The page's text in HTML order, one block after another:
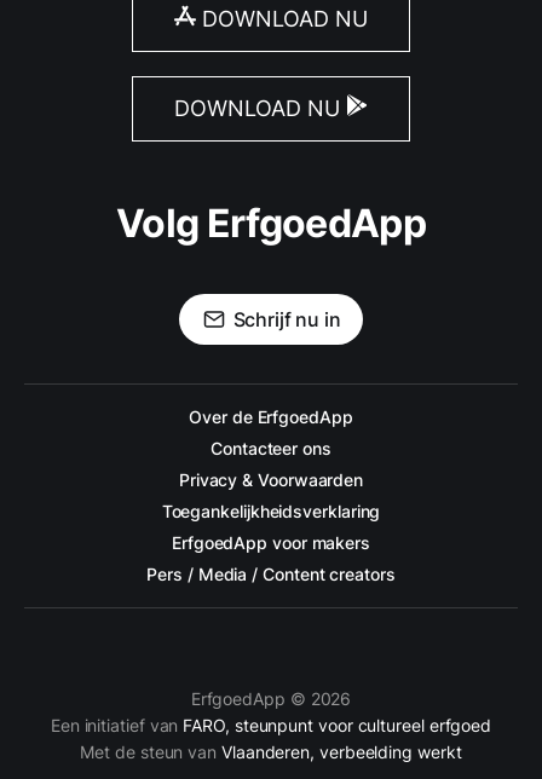
DOWNLOAD NU
DOWNLOAD NU
Volg ErfgoedApp
Schrijf nu in
Over de ErfgoedApp
Contacteer ons
Privacy & Voorwaarden
Toegankelijkheidsverklaring
ErfgoedApp voor makers
Pers / Media / Content creators
ErfgoedApp © 2026
Een initiatief van FARO, steunpunt voor cultureel erfgoed
Met de steun van Vlaanderen, verbeelding werkt